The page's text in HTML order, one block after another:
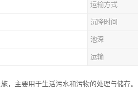
运输方式
沉降时间
池深
运输
，主要用于生活污水和污物的处理与储存